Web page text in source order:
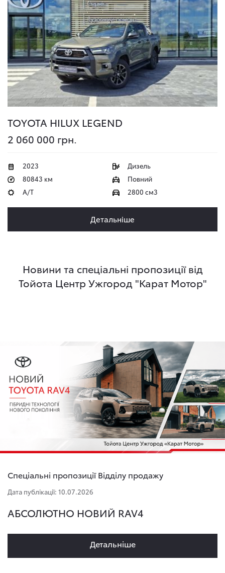
TOYOTA HILUX LEGEND
2 060 000 грн.
2023
80843 км
A/T
Дизель
Повний
2800 см3
Детальніше
Новини та спеціальні пропозиції від
Тойота Центр Ужгород "Карат Мотор"
Спеціальні пропозиції Відділу продажу
Дата публікації: 10.07.2026
АБСОЛЮТНО НОВИЙ RAV4
Детальнiше